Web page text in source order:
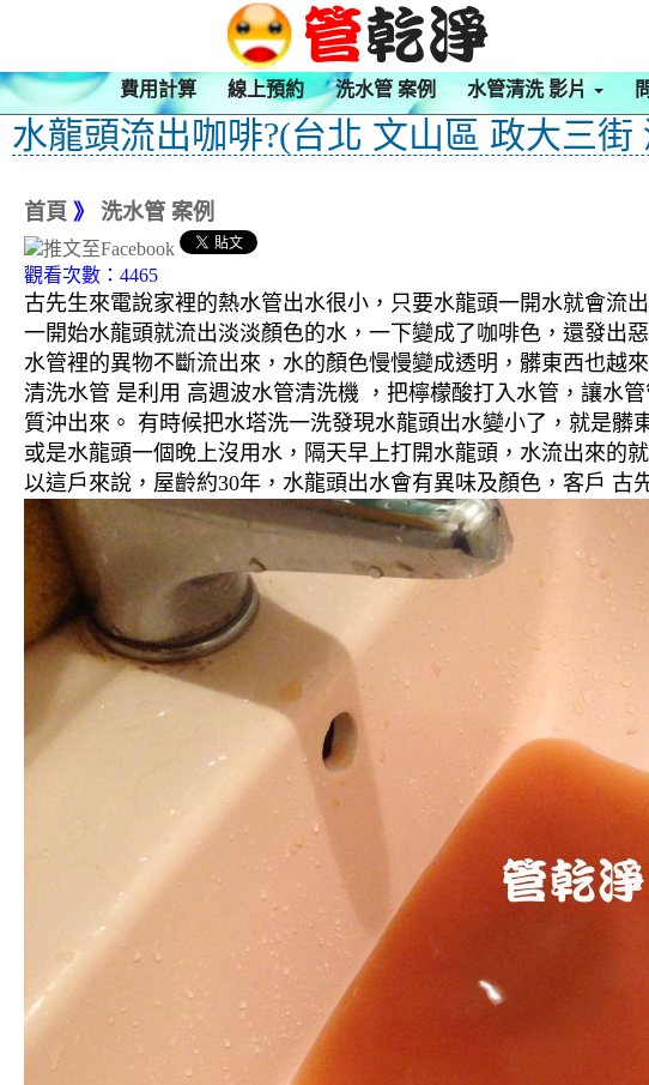
費用計算 線上預約 洗水管 案例 水管清洗 影片
水龍頭流出咖啡?(台北 文山區 政大三街
首頁 》 洗水管 案例
觀看次數：4465
古先生來電說家裡的熱水管出水很小，只要水龍頭一開水就會流
一開始水龍頭就流出淡淡顏色的水，一下變成了咖啡色，還發出
水管裡的異物不斷流出來，水的顏色慢慢變成透明，髒東西也越
清洗水管 是利用 高週波水管清洗機 ，把檸檬酸打入水管，讓水
質沖出來。 有時候把水塔洗一洗發現水龍頭出水變小了，就是髒
或是水龍頭一個晚上沒用水，隔天早上打開水龍頭，水流出來的
以這戶來說，屋齡約30年，水龍頭出水會有異味及顏色，客戶 古